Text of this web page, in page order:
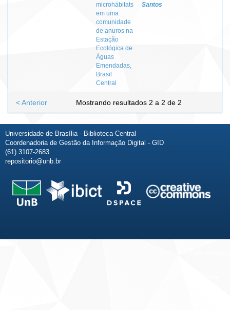
microhábitats
em uma
comunidade
de anuros na
Estação
Ecológica de
Águas
Emendadas,
Brasil
Central
Santos
Mostrando resultados 2 a 2 de 2
< Anterior
Universidade de Brasília - Biblioteca Central
Coordenadoria de Gestão da Informação Digital - GID
(61) 3107-2683
repositorio@unb.br